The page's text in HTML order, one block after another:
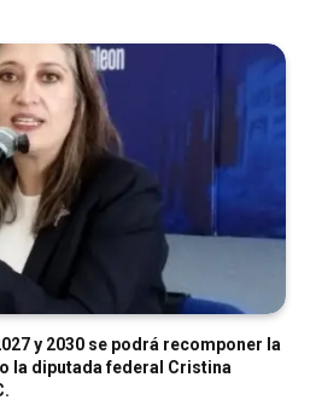
y 2030 se podrá recomponer la
la diputada federal Cristina